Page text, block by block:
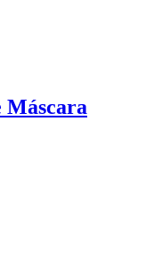
Máscara